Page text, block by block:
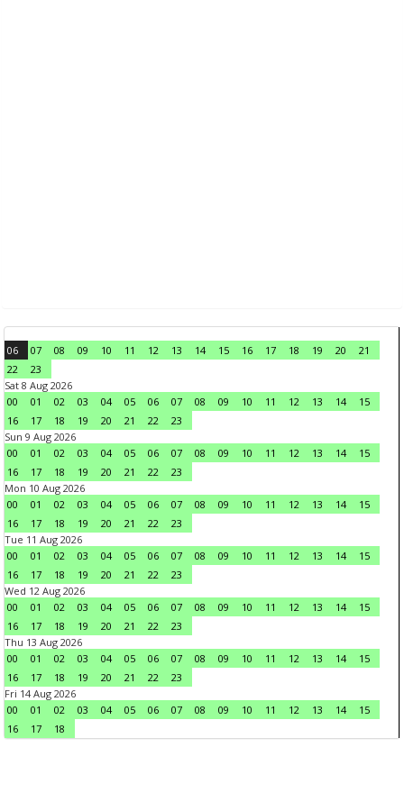
06 07 08 09 10 11 12 13 14 15 16 17 18 19 20
21
22
23
Sat 8 Aug 2026
00
01 02 03 04 05 06 07 08 09 10 11 12 13 14
15
16
17 18 19 20 21 22
23
Sun 9 Aug 2026
00
01 02 03 04 05 06 07 08 09 10 11 12 13 14
15
16
17 18 19 20 21 22
23
Mon 10 Aug 2026
00
01 02 03 04 05 06 07 08 09 10 11 12 13 14
15
16
17 18 19 20 21 22
23
Tue 11 Aug 2026
00
01 02 03 04 05 06 07 08 09 10 11 12 13 14
15
16
17 18 19 20 21 22
23
Wed 12 Aug 2026
00
01 02 03 04 05 06 07 08 09 10 11 12 13 14
15
16
17 18 19 20 21 22
23
Thu 13 Aug 2026
00
01 02 03 04 05 06 07 08 09 10 11 12 13 14
15
16
17 18 19 20 21 22
23
Fri 14 Aug 2026
00
01 02 03 04 05 06 07 08 09 10 11 12 13 14
15
16
17 18